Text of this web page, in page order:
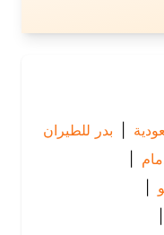
| بدر للطيران